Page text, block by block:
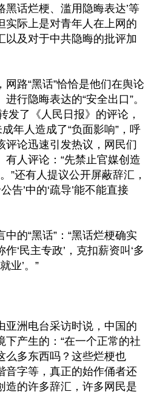
话烂梗、滥用隐晦表达’等
实际上是对青年人在上网的
以及对于中共隐晦的批评加
路“黑话”恰恰是他们在舆论
行隐晦表达的“安全出口”。
发了《人民日报》的评论，
年人造成了“负面影响”，呼
评论迅速引发热议，网民们
有人评论：“先禁止官媒创造
”还有人提议公开屏蔽辞汇，
告’中的‘疏导’能不能直接
的“黑话”：“黑话烂梗确实
‘民主专政’，克扣薪资叫‘多
业’。”
亚洲电台采访时说，中国的
下产生的：“在一个正常的社
么多东西吗？这些烂梗也
音字等，真正的始作俑者还
造的许多辞汇，许多网民是